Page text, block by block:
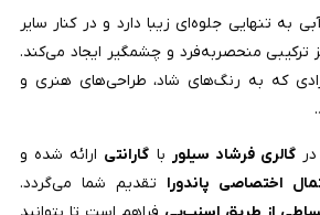
به‌ تنهایی جلوه‌ای زیبا دارد و در کنار سایر
ترکیبی منحصربه‌فرد و چشمگیر ایجاد می‌کند.
که به رنگ‌های شاد، طراحی‌های هنری و
.
در گالری فرشاد سیلور با گارانتی ارائه شده و
اختصاصی پاندورا تقدیم شما می‌گردد.